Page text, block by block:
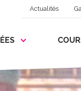
Actualités